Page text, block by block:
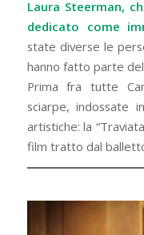
Laura Steerman,
dedicato come
state diverse le
hanno fatto parte
Prima fra tutte
sciarpe, indossate
artistiche: la
film tratto dal balletto